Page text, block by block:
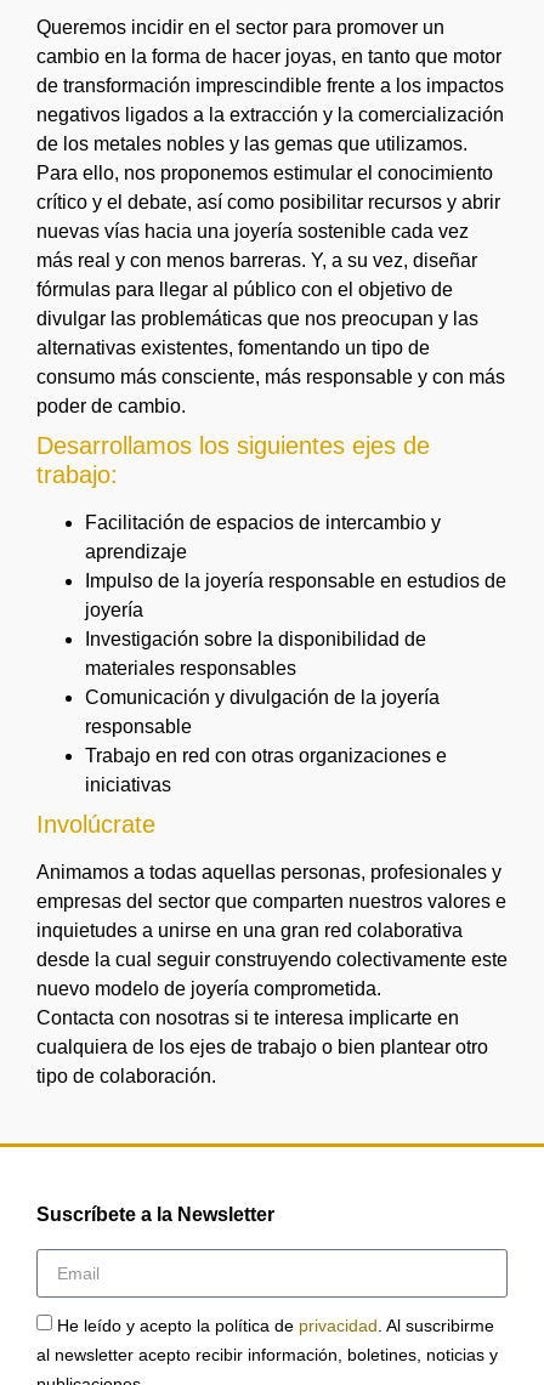
Queremos incidir en el sector para promover un
cambio en la forma de hacer joyas, en tanto que motor
de transformación imprescindible frente a los impactos
negativos ligados a la extracción y la comercialización
de los metales nobles y las gemas que utilizamos.
Para ello, nos proponemos estimular el conocimiento
crítico y el debate, así como posibilitar recursos y abrir
nuevas vías hacia una joyería sostenible cada vez
más real y con menos barreras. Y, a su vez, diseñar
fórmulas para llegar al público con el objetivo de
divulgar las problemáticas que nos preocupan y las
alternativas existentes, fomentando un tipo de
consumo más consciente, más responsable y con más
poder de cambio.
Desarrollamos los siguientes ejes de
trabajo:
Facilitación de espacios de intercambio y
aprendizaje
Impulso de la joyería responsable en estudios de
joyería
Investigación sobre la disponibilidad de
materiales responsables
Comunicación y divulgación de la joyería
responsable
Trabajo en red con otras organizaciones e
iniciativas
Involúcrate
Animamos a todas aquellas personas, profesionales y
empresas del sector que comparten nuestros valores e
inquietudes a unirse en una gran red colaborativa
desde la cual seguir construyendo colectivamente este
nuevo modelo de joyería comprometida.
Contacta con nosotras si te interesa implicarte en
cualquiera de los ejes de trabajo o bien plantear otro
tipo de colaboración.
Suscríbete a la Newsletter
He leído y acepto la política de privacidad . Al suscribirme
al newsletter acepto recibir información, boletines, noticias y